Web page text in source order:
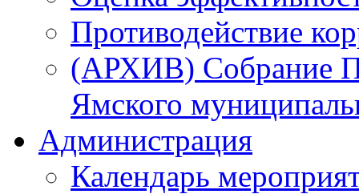
Противодействие
(АРХИВ) Собрание
Ямского
Администрация
Календарь